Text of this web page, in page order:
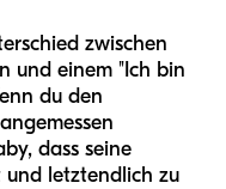
zwischen
und einem "Ich bin
du den
dass seine
letztendlich zu